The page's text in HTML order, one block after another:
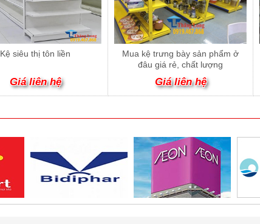
Kệ siêu thị tôn liền
Giá liên hệ
Mua kệ trưng bày sản phẩm ở
đâu giá rẻ, chất lượng
Giá liên hệ